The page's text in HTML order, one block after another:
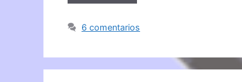
6 comentarios